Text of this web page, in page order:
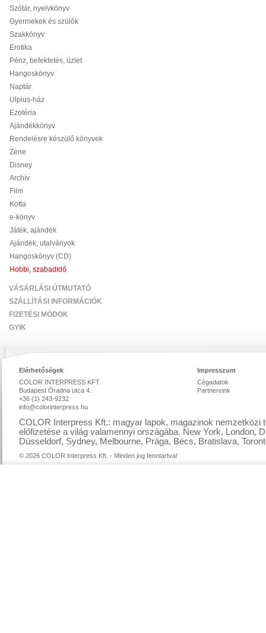
Szótár, nyelvkönyv
Gyermekek és szülők
Szakkönyv
Erotika
Pénz, befektetés, üzlet
Hangoskönyv
Naptár
Ulpius-ház
Ezotéria
Ajándékkönyv
Rendelésre készülő könyvek
Zene
Disney
Archív
Film
Kotta
e-könyv
Játék, ajándék
Ajándék, utalványok
Hangoskönyv (CD)
Hobbi, szabadidő
VÁSÁRLÁSI ÚTMUTATÓ
SZÁLLÍTÁSI INFORMÁCIÓK
FIZETÉSI MÓDOK
GYIK
Elérhetőségek
COLOR INTERPRESS KFT.
Budapest Óradna utca 4.
+36 (1) 243-9232
info@colorinterpress.hu
Impresszum
Cégadatok
Partnereink
COLOR Interpress Kft.: magyar lapok, magazinok nemzetközi
előfizetése a világ valamennyi országába. New York, London,
Düsseldorf, Sydney, Melbourne, Prága, Bécs, Bratislava,
© 2026 COLOR Interpress Kft. - Minden jog fenntartva!